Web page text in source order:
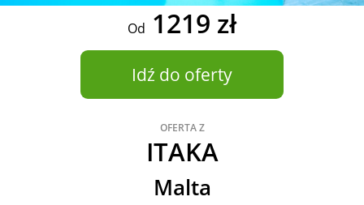
Od 1219 zł
Idź do oferty
OFERTA Z
ITAKA
Malta